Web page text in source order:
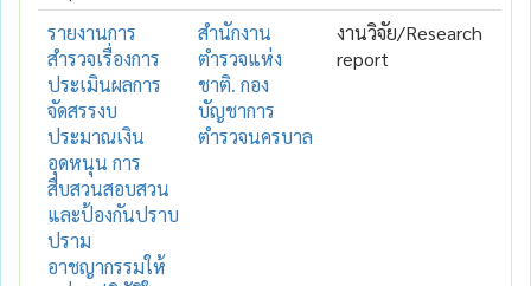
รายงานการ
สำรวจเรื่องการ
ประเมินผลการ
จัดสรรงบ
ประมาณเงิน
อุดหนุน การ
สืบสวนสอบสวน
และป้องกันปราบ
ปราม
อาชญากรรมให้
สำนักงาน
ตำรวจแห่ง
ชาติ. กอง
บัญชาการ
ตำรวจนครบาล
งานวิจัย/Research
report